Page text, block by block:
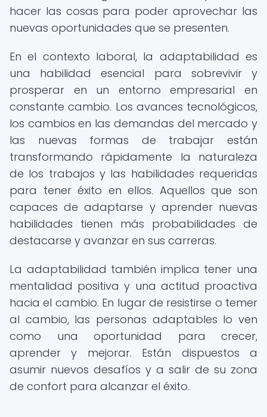
hacer las cosas para poder aprovechar las
nuevas oportunidades que se presenten.
En el contexto laboral, la adaptabilidad es
una habilidad esencial para sobrevivir y
prosperar en un entorno empresarial en
constante cambio. Los avances tecnológicos,
los cambios en las demandas del mercado y
las nuevas formas de trabajar están
transformando rápidamente la naturaleza
de los trabajos y las habilidades requeridas
para tener éxito en ellos. Aquellos que son
capaces de adaptarse y aprender nuevas
habilidades tienen más probabilidades de
destacarse y avanzar en sus carreras.
La adaptabilidad también implica tener una
mentalidad positiva y una actitud proactiva
hacia el cambio. En lugar de resistirse o temer
al cambio, las personas adaptables lo ven
como una oportunidad para crecer,
aprender y mejorar. Están dispuestos a
asumir nuevos desafíos y a salir de su zona
de confort para alcanzar el éxito.